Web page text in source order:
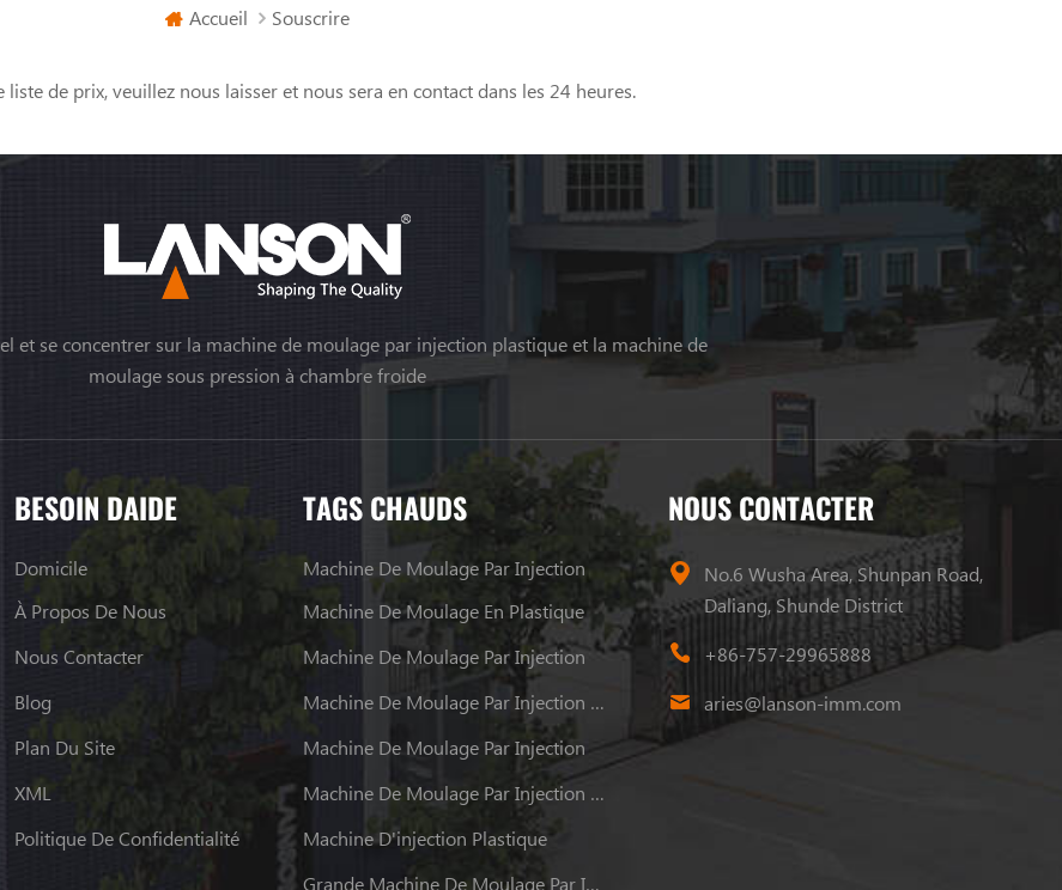
Accueil Souscrire
de prix, veuillez nous laisser et nous sera en contact dans les 24 heures.
et se concentrer sur la machine de moulage par injection plastique et la machine de
moulage sous pression à chambre froide
BESOIN DAIDE
Domicile
À Propos De Nous
Nous Contacter
Blog
Plan Du Site
XML
Politique De Confidentialité
TAGS CHAUDS
Machine De Moulage Par Injection
Machine De Moulage En Plastique
Machine De Moulage Par Injection
Machine De Moulage Par Injection Plastique
Machine De Moulage Par Injection
Machine De Moulage Par Injection Plastique
Machine D'injection Plastique
Grande Machine De Moulage Par Injection
NOUS CONTACTER
No.6 Wusha Area, Shunpan Road,
Daliang, Shunde District
+86-757-29965888
aries@lanson-imm.com